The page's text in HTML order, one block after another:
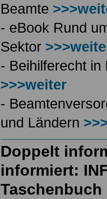
Beamte
- eBook Rund
Sektor
- Beihilferecht
>>>weiter
-
und Ländern
Doppelt
informiert:
Taschenbuch